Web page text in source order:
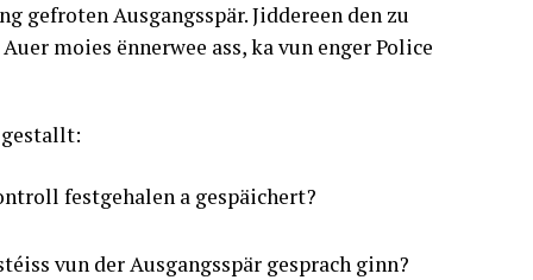
gefroten Ausgangsspär. Jiddereen den zu
moies ënnerwee ass, ka vun enger Police
gestallt:
festgehalen a gespäichert?
vun der Ausgangsspär gesprach ginn?